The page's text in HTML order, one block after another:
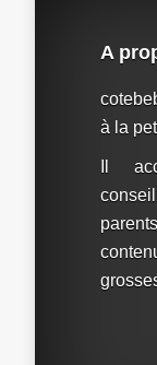
A
à la
Il